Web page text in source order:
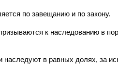
по завещанию и по закону.
к наследованию в
наследуют в равных долях, за